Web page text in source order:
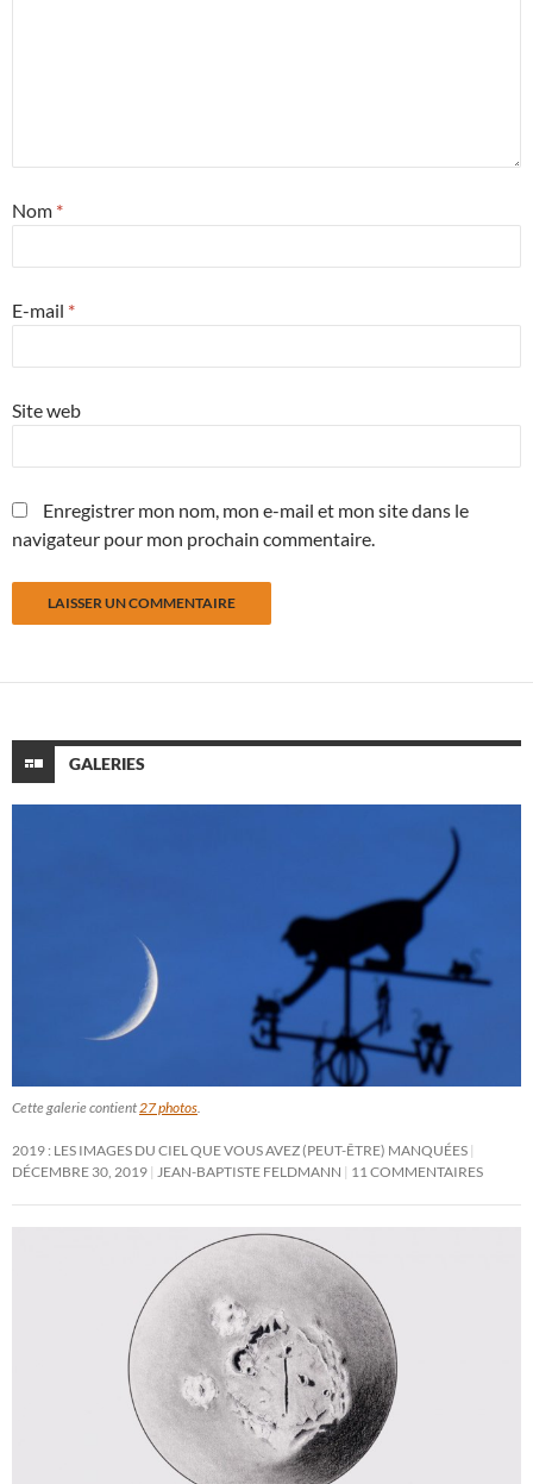
Nom *
E-mail *
Site web
Enregistrer mon nom, mon e-mail et mon site dans le
navigateur pour mon prochain commentaire.
GALERIES
Cette galerie contient 27 photos
2019 : LES IMAGES DU CIEL QUE VOUS AVEZ (PEUT-ÊTRE) MANQUÉES
DÉCEMBRE 30, 2019
JEAN-BAPTISTE FELDMANN 11 COMMENTAIRES